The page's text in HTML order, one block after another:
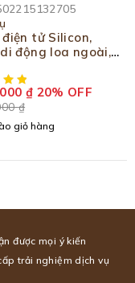
tử Silicon,
động loa ngoài,
chân, sạc typeC,
chống thấm
₫
₫ 20% OFF
giỏ hàng
được mọi ý kiến
trải nghiệm dịch vụ